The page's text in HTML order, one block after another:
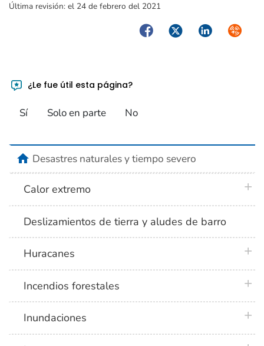
Última revisión: el 24 de febrero del 2021
FacebookTwitterLinkedIn
¿Le fue útil esta página?
Sí Solo en parte No
homeDesastres naturales y tiempo severo
Calor extremo
Deslizamientos de tierra y aludes de barro
Huracanes
Incendios forestales
Inundaciones